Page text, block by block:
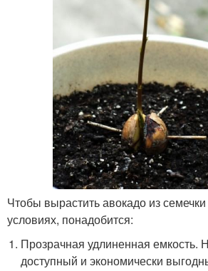
Чтобы вырастить авокадо из
условиях, понадобится:
Прозрачная удлиненная емкость.
доступный и экономически